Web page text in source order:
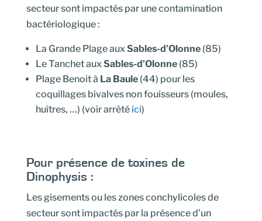
secteur sont impactés par une contamination
bactériologique :
La Grande Plage auxSables-d’Olonne(85)
Le Tanchet auxSables-d’Olonne(85)
Plage Benoit à La Baule (44) pour les
coquillages bivalves non fouisseurs (moules,
huîtres, …) (voir arrêté ici)
Pour présence de toxines de
Dinophysis :
Les gisements ou les zones conchylicoles de
secteur sont impactés par la présence d’un